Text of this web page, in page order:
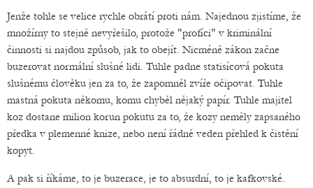
Jenže tohle se velice rychle obrátí proti nám. Najednou zjistíme, že
množírny to stejně nevyřešilo, protože "profíci" v kriminální
činnosti si najdou způsob, jak to obejít. Nicméně zákon začne
buzerovat normální slušné lidi. Tuhle padne statisícová pokuta
slušnému člověku jen za to, že zapomněl zvíře očipovat. Tuhle
mastná pokuta někomu, komu chyběl nějaký papír. Tuhle majitel
koz dostane milion korun pokutu za to, že kozy neměly zapsaného
předka v plemenné knize, nebo není řádně veden přehled k čistění
kopyt.
A pak si říkáme, to je buzerace, je to absurdní, to je kafkovské.